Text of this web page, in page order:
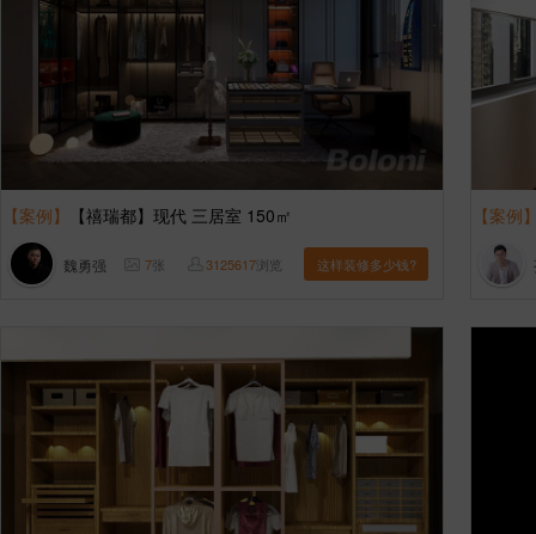
【案例】 【禧瑞都】现代 三居室 150㎡
魏勇强 7张 3125617浏览 这样装修多少钱?
【案例